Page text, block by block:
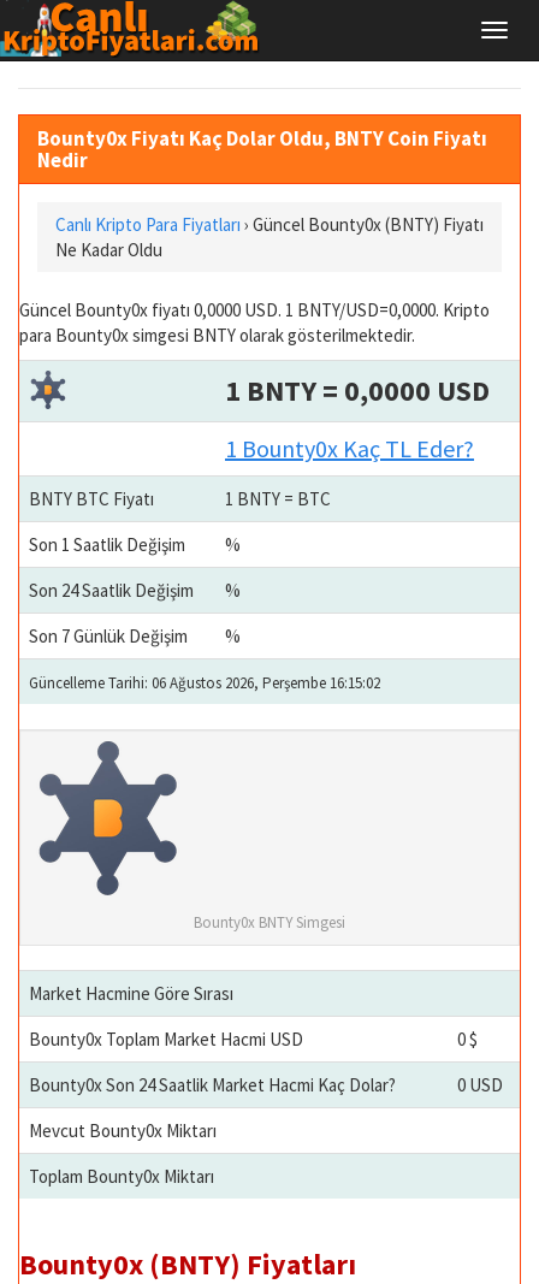
Bounty0x Fiyatı Kaç Dolar Oldu, BNTY Coin Fiyatı
Nedir
Canlı Kripto Para Fiyatları › Güncel Bounty0x (BNTY) Fiyatı
Ne Kadar Oldu
Güncel Bounty0x fiyatı 0,0000 USD. 1 BNTY/USD=0,0000. Kripto
para Bounty0x simgesi BNTY olarak gösterilmektedir.
1 BNTY = 0,0000 USD
1 Bounty0x Kaç TL Eder?
BNTY BTC Fiyatı
1 BNTY = BTC
Son 1 Saatlik Değişim
%
Son 24 Saatlik Değişim
%
Son 7 Günlük Değişim
%
Güncelleme Tarihi: 06 Ağustos 2026, Perşembe 16:15:02
Bounty0x BNTY Simgesi
Market Hacmine Göre Sırası
Bounty0x Toplam Market Hacmi USD
0 $
Bounty0x Son 24 Saatlik Market Hacmi Kaç Dolar?
0 USD
Mevcut Bounty0x Miktarı
Toplam Bounty0x Miktarı
Bounty0x (BNTY) Fiyatları